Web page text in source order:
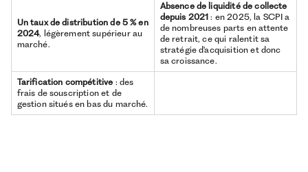
Un taux de distribution de 5 % en
2024, légèrement supérieur au
marché.
Absence de liquidité de collecte
depuis 2021 : en 2025, la SCPI a
de nombreuses parts en attente
de retrait, ce qui ralentit sa
stratégie d'acquisition et donc
sa croissance.
Tarification compétitive : des
frais de souscription et de
gestion situés en bas du marché.